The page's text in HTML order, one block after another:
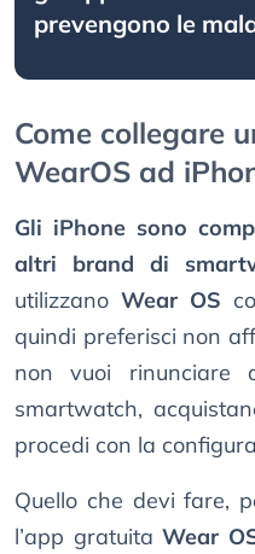
prevengono le
Come collegare
WearOS ad
Gli iPhone sono
altri brand di
utilizzano Wear OS
quindi preferisci non
non vuoi
smartwatch,
procedi con la
Quello che devi fare,
l’app gratuitaWear